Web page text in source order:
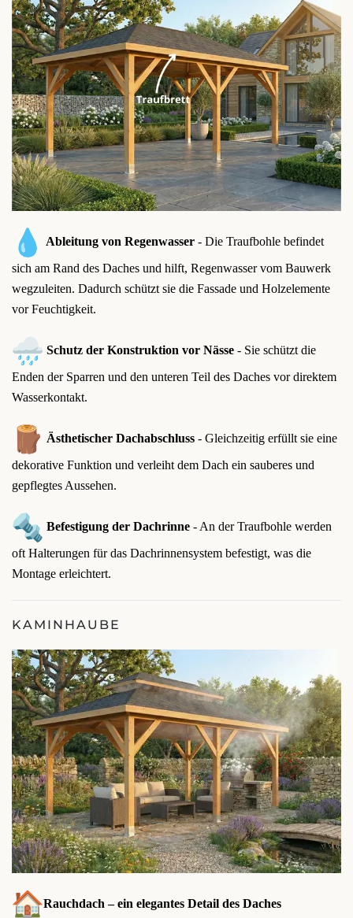
Ableitung von Regenwasser - Die Traufbohle befindet
sich am Rand des Daches und hilft, Regenwasser vom Bauwerk
wegzuleiten. Dadurch schützt sie die Fassade und Holzelemente
vor Feuchtigkeit.
Schutz der Konstruktion vor Nässe - Sie schützt die
Enden der Sparren und den unteren Teil des Daches vor direktem
Wasserkontakt.
Ästhetischer Dachabschluss - Gleichzeitig erfüllt sie eine
dekorative Funktion und verleiht dem Dach ein sauberes und
gepflegtes Aussehen.
Befestigung der Dachrinne - An der Traufbohle werden
oft Halterungen für das Dachrinnensystem befestigt, was die
Montage erleichtert.
KAMINHAUBE
Rauchdach – ein elegantes Detail des Daches